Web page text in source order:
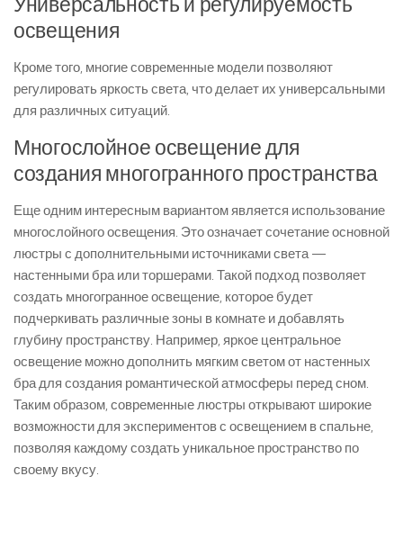
освещения
Кроме того, многие современные модели позволяют
регулировать яркость света, что делает их универсальными
для различных ситуаций.
Многослойное освещение для
создания многогранного пространства
Еще одним интересным вариантом является использование
многослойного освещения. Это означает сочетание основной
люстры с дополнительными источниками света —
настенными бра или торшерами. Такой подход позволяет
создать многогранное освещение, которое будет
подчеркивать различные зоны в комнате и добавлять
глубину пространству. Например, яркое центральное
освещение можно дополнить мягким светом от настенных
бра для создания романтической атмосферы перед сном.
Таким образом, современные люстры открывают широкие
возможности для экспериментов с освещением в спальне,
позволяя каждому создать уникальное пространство по
своему вкусу.